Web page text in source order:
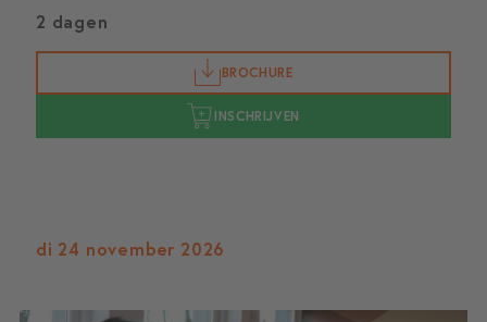
2 dagen
BROCHURE
INSCHRIJVEN
di 24 november 2026